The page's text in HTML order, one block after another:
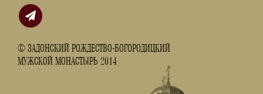
© ЗАДОНСКИЙ РОЖДЕСТВО-БОГОРОДИЦКИЙ
МУЖСКОЙ МОНАСТЫРЬ 2014